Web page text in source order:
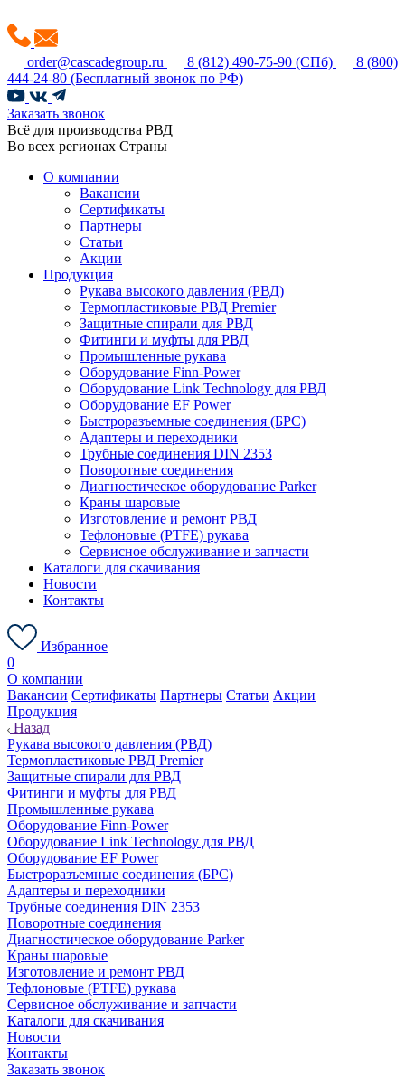
order@cascadegroup.ru 8 (812) 490-75-90 (СПб)
8 (800)
444-24-80 (Бесплатный звонок по РФ)
Заказать звонок
Всё для производства РВД
Во всех регионах Страны
О компании
Вакансии
Сертификаты
Партнеры
Статьи
Акции
Продукция
Рукава высокого давления (РВД)
Термопластиковые РВД Premier
Защитные спирали для РВД
Фитинги и муфты для РВД
Промышленные рукава
Оборудование Finn-Power
Оборудование Link Technology для РВД
Оборудование EF Power
Быстроразъемные соединения (БРС)
Адаптеры и переходники
Трубные соединения DIN 2353
Поворотные соединения
Диагностическое оборудование Parker
Краны шаровые
Изготовление и ремонт РВД
Тефлоновые (PTFE) рукава
Сервисное обслуживание и запчасти
Каталоги для скачивания
Новости
Контакты
Избранное
0
О компании
Вакансии Сертификаты Партнеры Статьи Акции
Продукция
Назад
Рукава высокого давления (РВД)
Термопластиковые РВД Premier
Защитные спирали для РВД
Фитинги и муфты для РВД
Промышленные рукава
Оборудование Finn-Power
Оборудование Link Technology для РВД
Оборудование EF Power
Быстроразъемные соединения (БРС)
Адаптеры и переходники
Трубные соединения DIN 2353
Поворотные соединения
Диагностическое оборудование Parker
Краны шаровые
Изготовление и ремонт РВД
Тефлоновые (PTFE) рукава
Сервисное обслуживание и запчасти
Каталоги для скачивания
Новости
Контакты
Заказать звонок